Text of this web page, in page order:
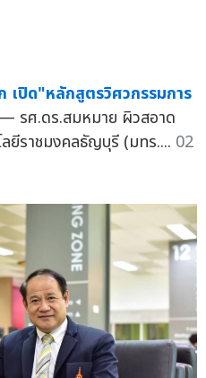
เปิด"หลักสูตรวิศวกรรมการ
— รศ.ดร.สมหมาย ผิวสอาด
ยีราชมงคลธัญบุรี (มทร.... 02